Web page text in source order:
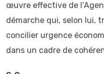
œuvre effective de
démarche qui, selon lui,
concilier urgence
dans un cadre de